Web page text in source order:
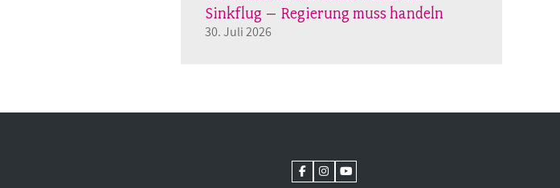
Sinkflug – Regierung muss handeln
30. Juli 2026